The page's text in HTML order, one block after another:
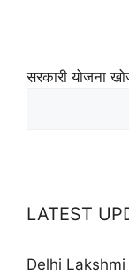
सरकारी योजना
LATEST
Delhi Lakshmi